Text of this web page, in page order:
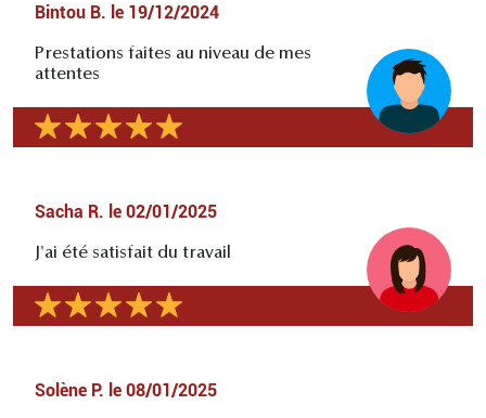
Bintou B. le 19/12/2024
Prestations faites au niveau de mes
attentes
Sacha R. le 02/01/2025
J'ai été satisfait du travail
Solène P. le 08/01/2025